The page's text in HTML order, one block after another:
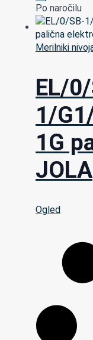
Po naročilu
Merilniki
EL/
1/
1G
JOLA
Ogled